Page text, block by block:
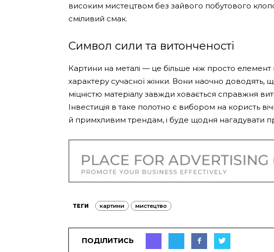
високим мистецтвом без зайвого побутового
сміливий смак.
Символ сили та витонченості
Картини на металі — це більше ніж просто
характеру сучасної жінки. Вони наочно доводять,
міцністю матеріалу завжди ховається справжня
Інвестиція в таке полотно є вибором на користь
й примхливим трендам, і буде щодня нагадувати
ТЕГИ картини мистецтво
ПОДІЛИТИСЬ